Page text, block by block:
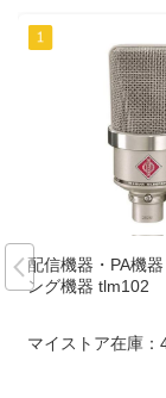
配信機器・PA機
ング機器 tlm102
マイストア在庫：